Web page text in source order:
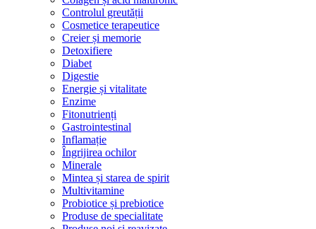
Controlul greutății
Cosmetice terapeutice
Creier și memorie
Detoxifiere
Diabet
Digestie
Energie și vitalitate
Enzime
Fitonutrienți
Gastrointestinal
Inflamație
Îngrijirea ochilor
Minerale
Mintea și starea de spirit
Multivitamine
Probiotice și prebiotice
Produse de specialitate